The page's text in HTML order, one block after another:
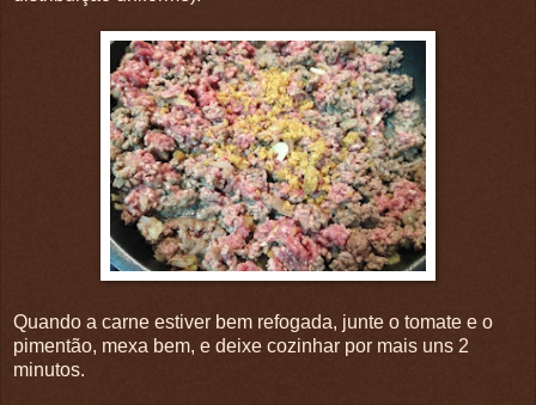
Quando a carne estiver bem refogada, junte o tomate e o
pimentão, mexa bem, e deixe cozinhar por mais uns 2
minutos.